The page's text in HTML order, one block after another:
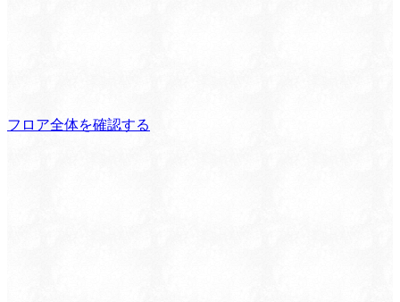
フロア全体を確認する